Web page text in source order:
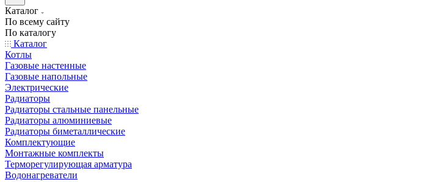
Каталог
По всему сайту
По каталогу
Каталог
Котлы
Газовые настенные
Газовые напольные
Электрические
Радиаторы
Радиаторы стальные панельные
Радиаторы алюминиевые
Радиаторы биметаллические
Комплектующие
Монтажные комплекты
Терморегулирующая арматура
Водонагреватели